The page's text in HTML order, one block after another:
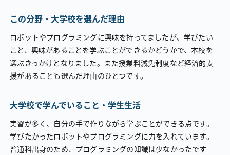
この分野・大学校を選んだ理由
ロボットやプログラミングに興味を持ってましたが、学びたい
こと、興味があることを学ぶことができるかどうかで、本校を
選ぶきっかけとなりました。また授業料減免制度など経済的支
援があることも選んだ理由のひとつです。
大学校で学んでいること・学生生活
実習が多く、自分の手で作りながら学ぶことができる点です。
学びたかったロボットやプログラミングに力を入れています。
普通科出身のため、プログラミングの知識は少なかったです